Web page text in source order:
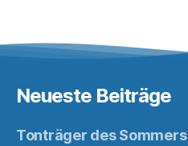
Neueste Beiträge
Tonträger des Sommers